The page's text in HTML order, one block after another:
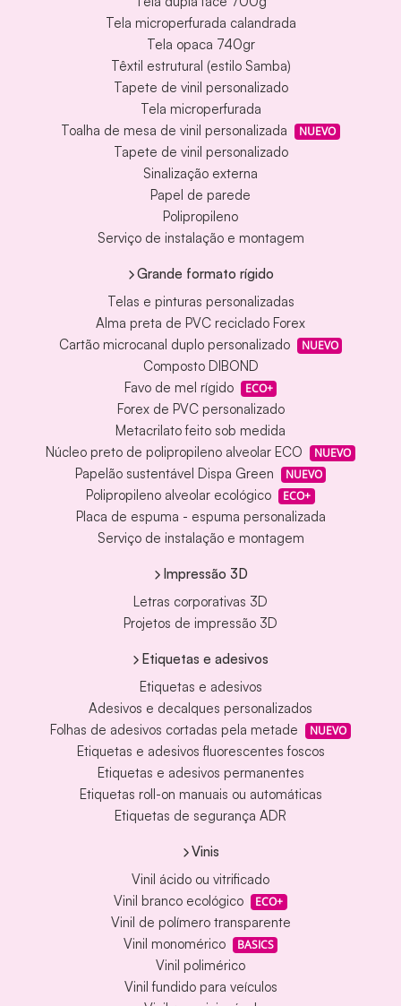
Tela microperfurada calandrada
Tela opaca 740gr
Têxtil estrutural (estilo Samba)
Tapete de vinil personalizado
Tela microperfurada
Toalha de mesa de vinil personalizada
NUEVO
Tapete de vinil personalizado
Sinalização externa
Papel de parede
Polipropileno
Serviço de instalação e montagem
Grande formato rígido
Telas e pinturas personalizadas
Alma preta de PVC reciclado Forex
Cartão microcanal duplo personalizado
NUEVO
Composto DIBOND
Favo de mel rígido
ECO+
Forex de PVC personalizado
Metacrilato feito sob medida
Núcleo preto de polipropileno alveolar ECO
NUEVO
Papelão sustentável Dispa Green NUEVO
Polipropileno alveolar ecológico ECO+
Placa de espuma - espuma personalizada
Serviço de instalação e montagem
Impressão 3D
Letras corporativas 3D
Projetos de impressão 3D
Etiquetas e adesivos
Etiquetas e adesivos
Adesivos e decalques personalizados
Folhas de adesivos cortadas pela metade
NUEVO
Etiquetas e adesivos fluorescentes foscos
Etiquetas e adesivos permanentes
Etiquetas roll-on manuais ou automáticas
Etiquetas de segurança ADR
Vinis
Vinil ácido ou vitrificado
Vinil branco ecológico
ECO+
Vinil de polímero transparente
Vinil monomérico
BASICS
Vinil polimérico
Vinil fundido para veículos